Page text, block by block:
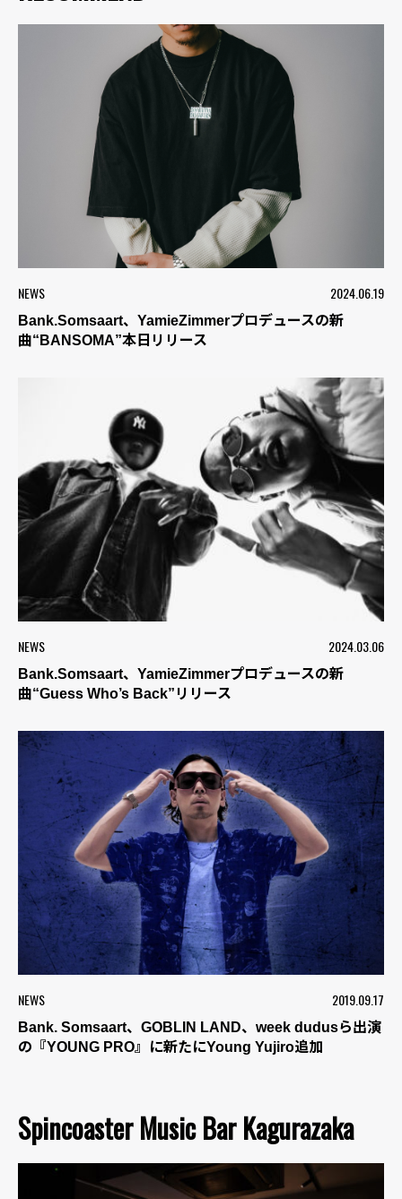
NEWS 2024.06.19
Bank.Somsaart、YamieZimmerプロデュースの新
曲“BANSOMA”本日リリース
NEWS 2024.03.06
Bank.Somsaart、YamieZimmerプロデュースの新
曲“Guess Who’s Back”リリース
NEWS 2019.09.17
Bank. Somsaart、GOBLIN LAND、week dudusら出演
の『YOUNG PRO』に新たにYoung Yujiro追加
Spincoaster Music Bar Kagurazaka